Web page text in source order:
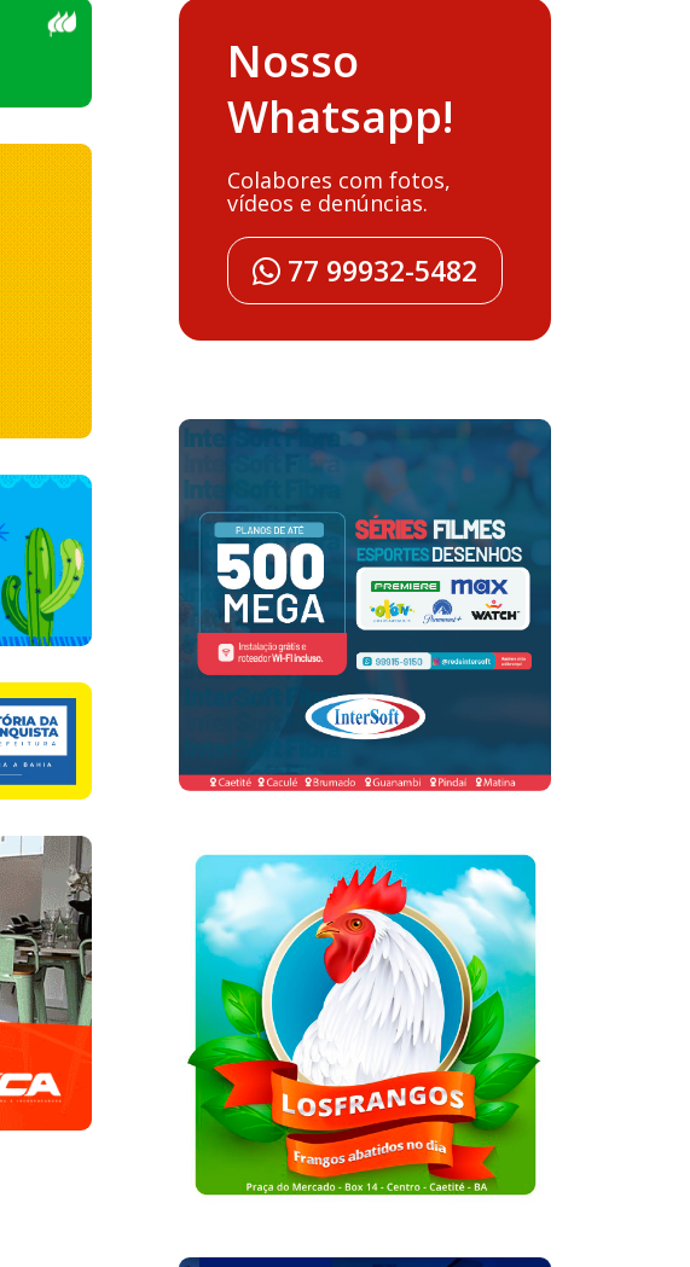
Nosso
Whatsapp!
Colabores com fotos,
vídeos e denúncias.
77 99932-5482